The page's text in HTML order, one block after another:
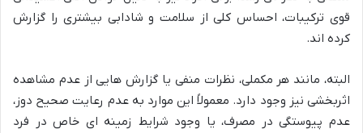
قوی ترکیبات، احساس کلی از سلامت و شادابی بیشتری را گزارش
کرده اند.
البته، مانند هر مکملی، نظرات منفی یا گزارش هایی از عدم مشاهده
اثربخشی نیز وجود دارد. معمولاً این موارد به عدم رعایت صحیح دوز،
عدم پیوستگی در مصرف، یا وجود شرایط زمینه ای خاص در فرد